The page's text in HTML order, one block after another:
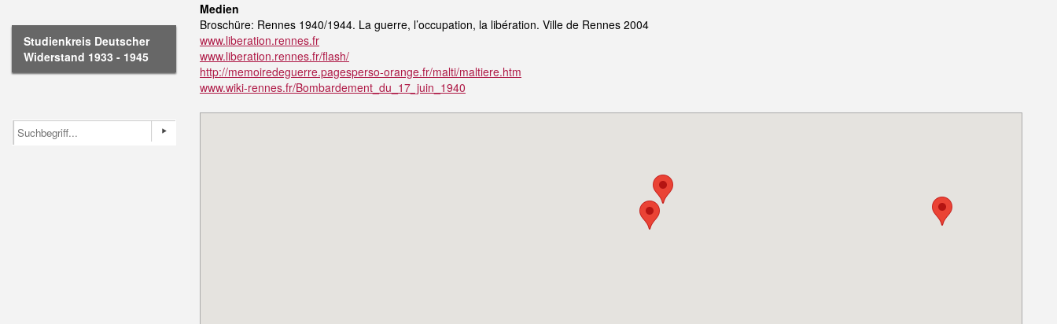
Studienkreis Deutscher
Widerstand 1933 - 1945
Medien
Broschüre: Rennes 1940/1944. La guerre, l’occupation, la libération. Ville de Rennes 2004
www.liberation.rennes.fr
www.liberation.rennes.fr/flash/
http://memoiredeguerre.pagesperso-orange.fr/malti/maltiere.htm
www.wiki-rennes.fr/Bombardement_du_17_juin_1940